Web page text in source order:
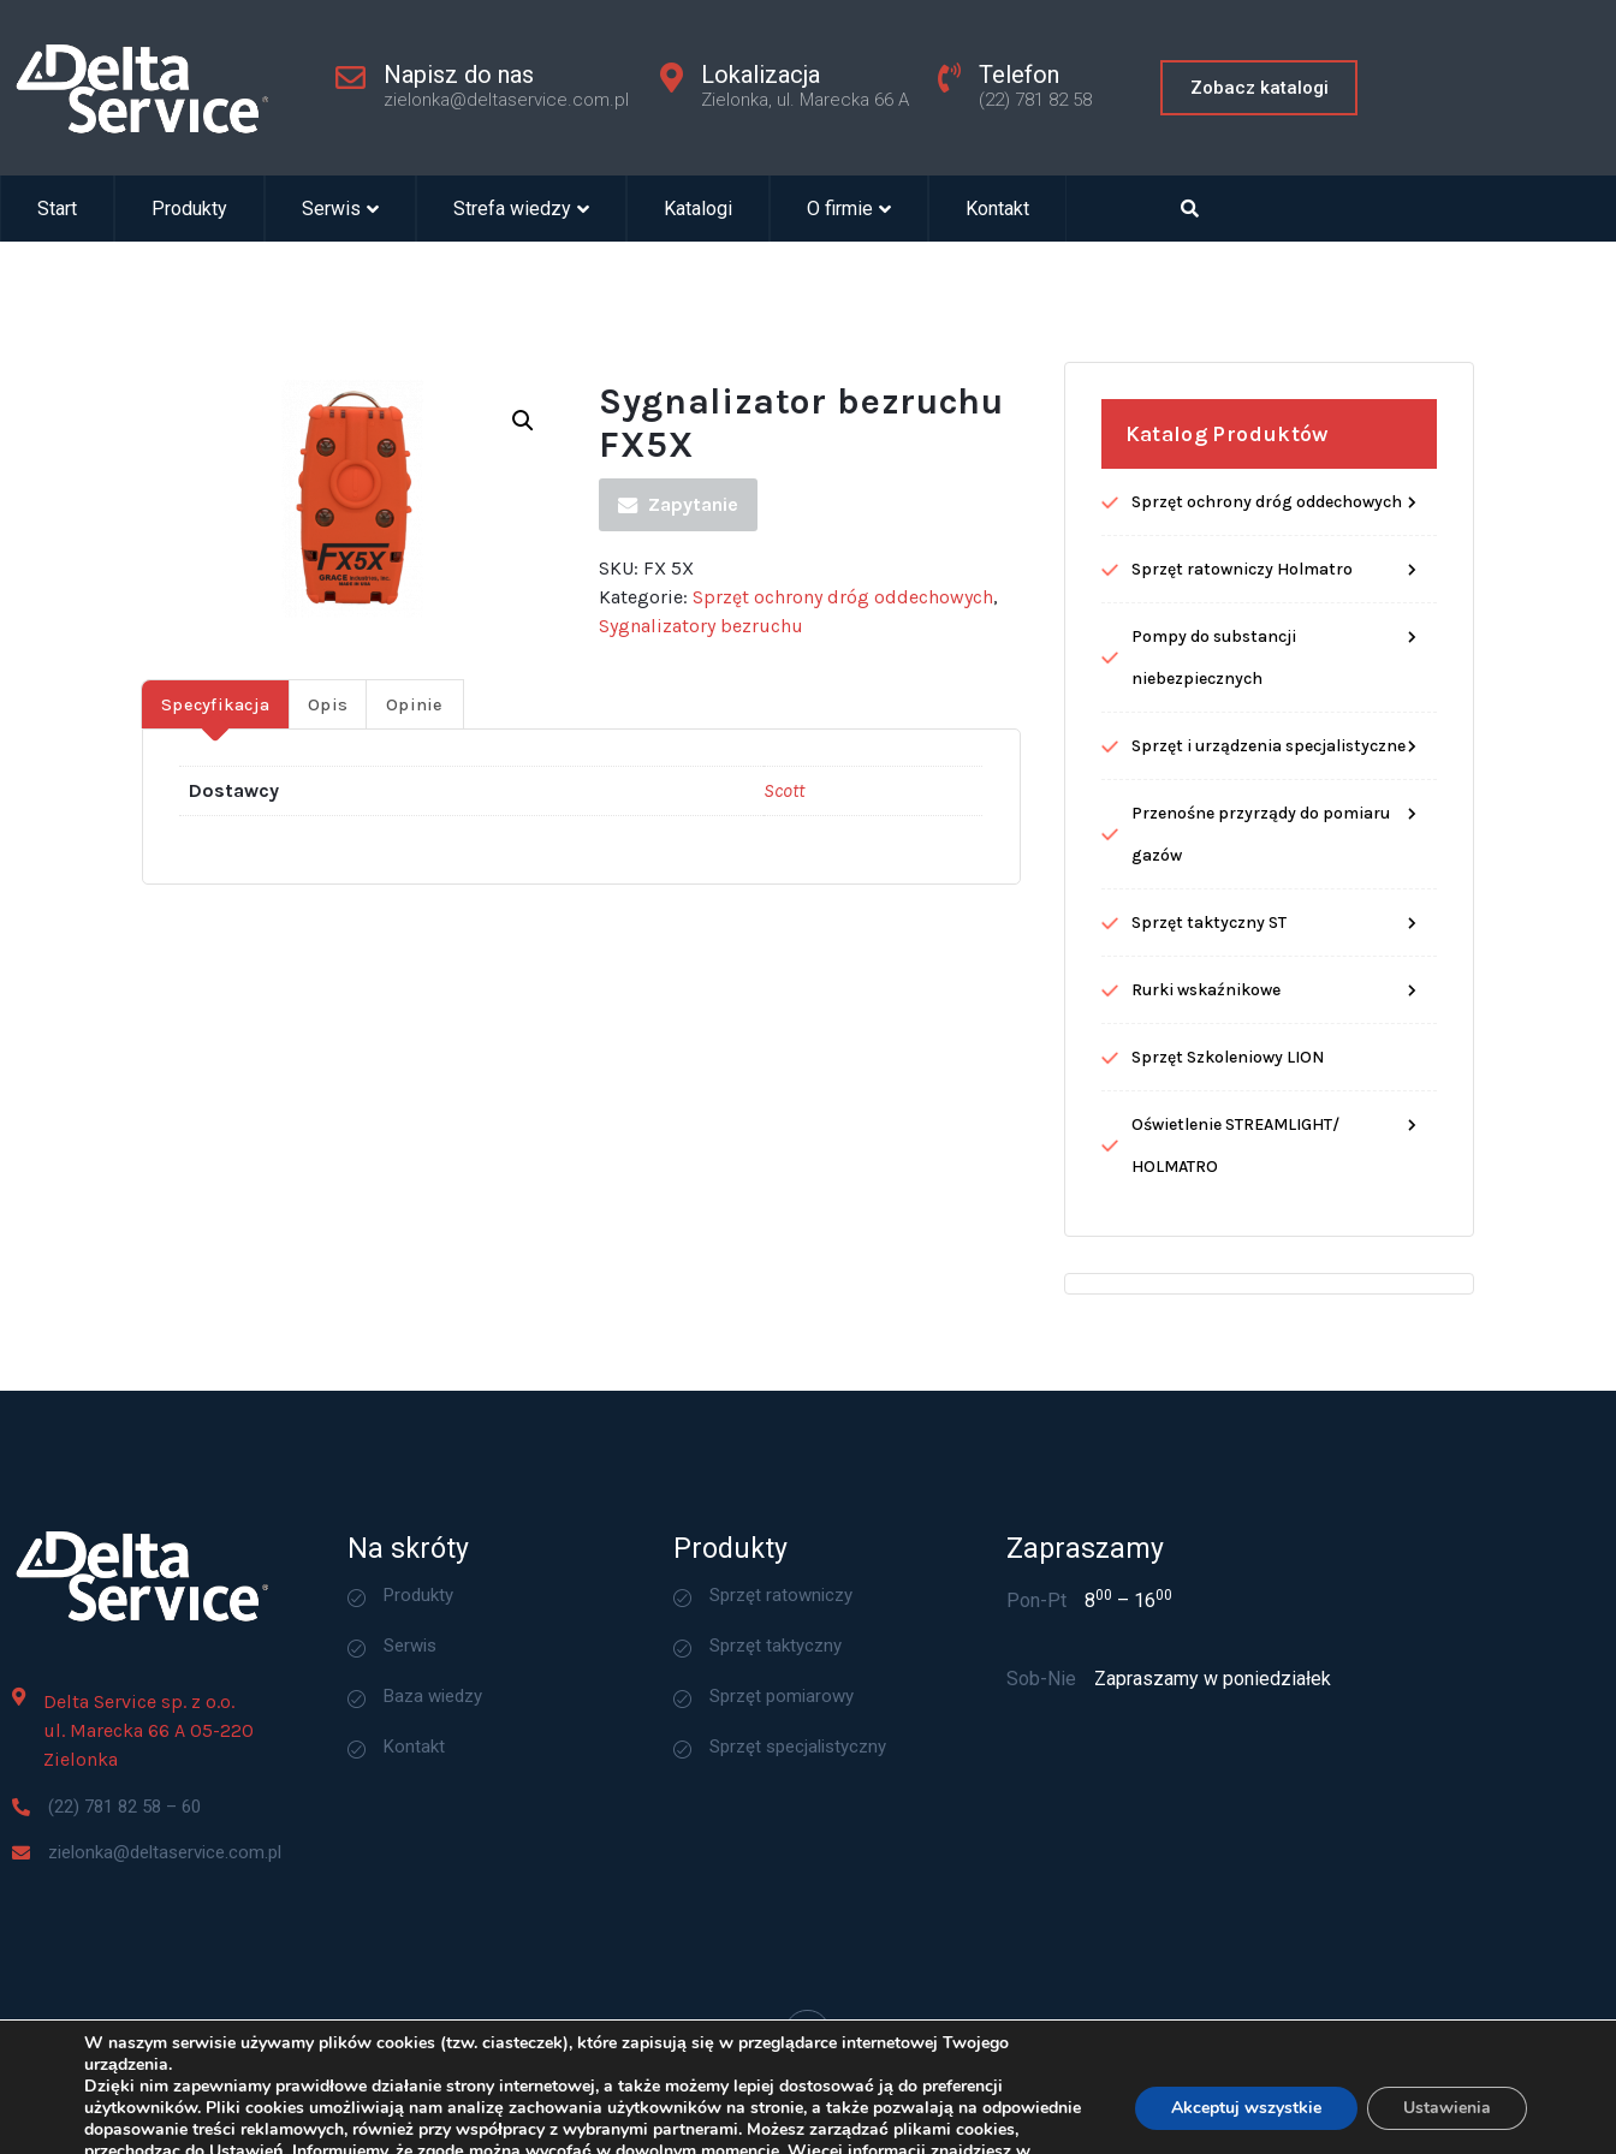
Napisz do nas
zielonka@deltaservice.com.pl
Lokalizacja
Zielonka, ul. Marecka 66 A
Telefon
(22) 781 82 58
Zobacz katalogi
Start Produkty Serwis Strefa wiedzy Katalogi O firmie Kontakt
Sygnalizator bezruchu
FX5X
Zapytanie
SKU: FX 5X
Kategorie: Sprzęt ochrony dróg oddechowych,
Sygnalizatory bezruchu
Specyfikacja Opis Opinie
Dostawcy Scott
Katalog Produktów
Sprzęt ochrony dróg oddechowych
Sprzęt ratowniczy Holmatro
Pompy do substancji
niebezpiecznych
Sprzęt i urządzenia specjalistyczne
Przenośne przyrządy do pomiaru
gazów
Sprzęt taktyczny ST
Rurki wskaźnikowe
Sprzęt Szkoleniowy LION
Oświetlenie STREAMLIGHT/
HOLMATRO
Delta Service sp. z o.o.
ul. Marecka 66 A 05-220
Zielonka
(22) 781 82 58 – 60
zielonka@deltaservice.com.pl
Na skróty
Produkty
Serwis
Baza wiedzy
Kontakt
Produkty
Sprzęt ratowniczy
Sprzęt taktyczny
Sprzęt pomiarowy
Sprzęt specjalistyczny
Zapraszamy
Pon-Pt 800 – 1600
Sob-Nie Zapraszamy w poniedziałek
Polityka Cookies
© Delta Service sp. z o.o. 2026 Wszelkie prawa zastrzeżone
W naszym serwisie używamy plików cookies (tzw. ciasteczek), które zapisują się w przeglądarce internetowej Twojego
urządzenia.
Dzięki nim zapewniamy prawidłowe działanie strony internetowej, a także możemy lepiej dostosować ją do preferencji
użytkowników. Pliki cookies umożliwiają nam analizę zachowania użytkowników na stronie, a także pozwalają na odpowiednie
dopasowanie treści reklamowych, również przy współpracy z wybranymi partnerami. Możesz zarządzać plikami cookies,
Akceptuj wszystkie Ustawienia